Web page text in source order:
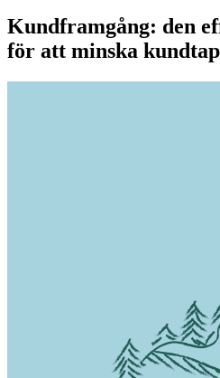
Kundframgång: den
för att minska